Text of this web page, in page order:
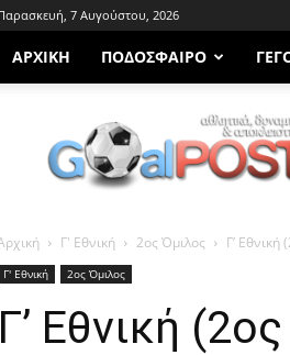
7 Αυγούστου, 2026
ΑΡΧΙΚΗ ΠΟΔΌΣΦΑΙΡΟ
Goalpost.gr
Γ' Εθνική 2ος Όμιλος Γ’
Γ' Εθνική 2ος Όμιλος
Γ’ Εθνική